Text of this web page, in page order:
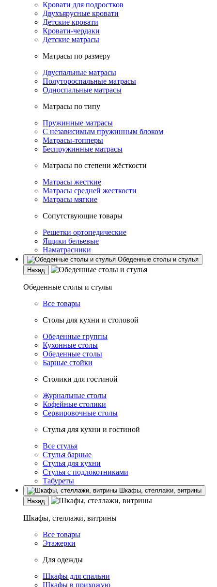
Кровати для подростков
Двухъярусные кровати
Детские кровати
Кровати-чердаки
Детские матрасы
Матрасы по размеру
Двуспальные матрасы
Полутороспальные матрасы
Односпальные матрасы
Матрасы по типу
Пружинные матрасы
С независимым пружинным блоком
Матрасы-топперы
Беспружинные матрасы
Матрасы по степени жёсткости
Матрасы жесткие
Матрасы средней жесткости
Матрасы мягкие
Сопутствующие товары
Решетки ортопедические
Ящики бельевые
Наматрасники
Обеденные столы и стулья
Назад
Обеденные столы и стулья
Все товары
Столы для кухни и столовой
Обеденные группы
Кухонные столы
Обеденные столы
Барные стойки
Столики для гостиной
Журнальные столы
Кофейные столики
Сервировочные столы
Стулья для кухни и гостиной
Все стулья
Стулья барные
Стулья для кухни
Стулья с подлокотниками
Табуреты
Шкафы, стеллажи, витрины
Назад
Шкафы, стеллажи, витрины
Все товары
Этажерки
Для одежды
Шкафы для спальни
Шкафы в прихожую